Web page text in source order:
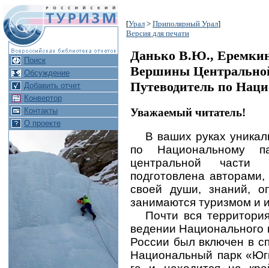
Поиск
Обсуждение
Добавить отчет
Конвертор
Контакты
О проекте
[Урал > Приполярный Урал]
Версия для печати
Данько В.Ю.,
Вершины
Путеводитель по
Уважаемый читатель!
В ваших руках
по Национальному
центральной части
подготовлена
своей души, знаний,
занимаются туризмом и
Почти вся
ведении
России был включен в
Национальный парк